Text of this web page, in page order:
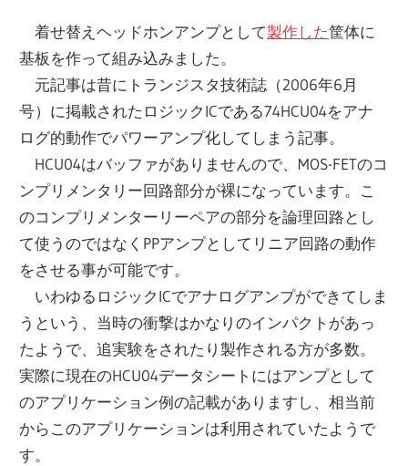
着せ替えヘッドホンアンプとして製作した筐体に
基板を作って組み込みました。
元記事は昔にトランジスタ技術誌（2006年6月
号）に掲載されたロジックICである74HCU04をアナ
ログ的動作でパワーアンプ化してしまう記事。
HCU04はバッファがありませんので、MOS-FETのコ
ンプリメンタリー回路部分が裸になっています。こ
のコンプリメンターリーペアの部分を論理回路とし
て使うのではなくPPアンプとしてリニア回路の動作
をさせる事が可能です。
いわゆるロジックICでアナログアンプができてしま
うという、当時の衝撃はかなりのインパクトがあっ
たようで、追実験をされたり製作される方が多数。
実際に現在のHCU04データシートにはアンプとして
のアプリケーション例の記載がありますし、相当前
からこのアプリケーションは利用されていたようで
す。